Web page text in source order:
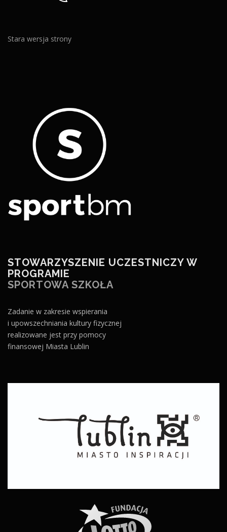
Stara wersja strony
STOWARZYSZENIE UCZESTNICZY W
PROGRAMIE
SPORTOWA SZKOŁA
Zadanie w zakresie wspierania
i upowszechniania kultury fizycznej
realizowane jest przy pomocy
finansowej Miasta Lublin